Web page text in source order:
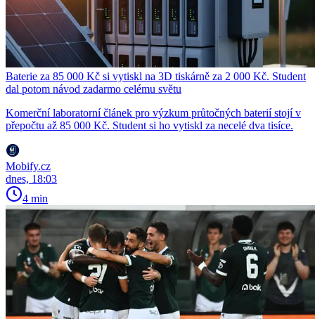
Baterie za 85 000 Kč si vytiskl na 3D tiskárně za 2 000 Kč. Student
dal potom návod zadarmo celému světu
Komerční laboratorní článek pro výzkum průtočných baterií stojí v
přepočtu až 85 000 Kč. Student si ho vytiskl za necelé dva tisíce.
Mobify.cz
dnes, 18:03
4 min